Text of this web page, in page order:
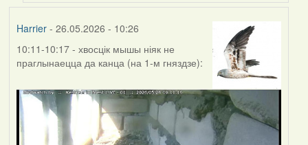
Harrier- 26.05.2026 - 10:26
10:11-10:17 - хвосцік мышы ніяк не
праглынаецца да канца (на 1-м гняздзе):